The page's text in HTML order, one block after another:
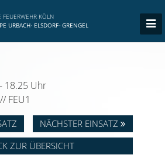
FEUERWEHR KÖLN
URBACH· ELSDORF· GRENGEL
18.25 Uhr
FEU1
NÄCHSTER EINSATZ
ZUR ÜBERSICHT